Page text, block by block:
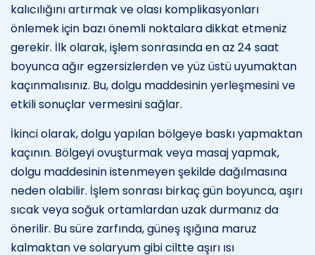
kalıcılığını artırmak ve olası komplikasyonları
önlemek için bazı önemli noktalara dikkat etmeniz
gerekir. İlk olarak, işlem sonrasında en az 24 saat
boyunca ağır egzersizlerden ve yüz üstü uyumaktan
kaçınmalısınız. Bu, dolgu maddesinin yerleşmesini ve
etkili sonuçlar vermesini sağlar.
İkinci olarak, dolgu yapılan bölgeye baskı yapmaktan
kaçının. Bölgeyi ovuşturmak veya masaj yapmak,
dolgu maddesinin istenmeyen şekilde dağılmasına
neden olabilir. İşlem sonrası birkaç gün boyunca, aşırı
sıcak veya soğuk ortamlardan uzak durmanız da
önerilir. Bu süre zarfında, güneş ışığına maruz
kalmaktan ve solaryum gibi ciltte aşırı ısı